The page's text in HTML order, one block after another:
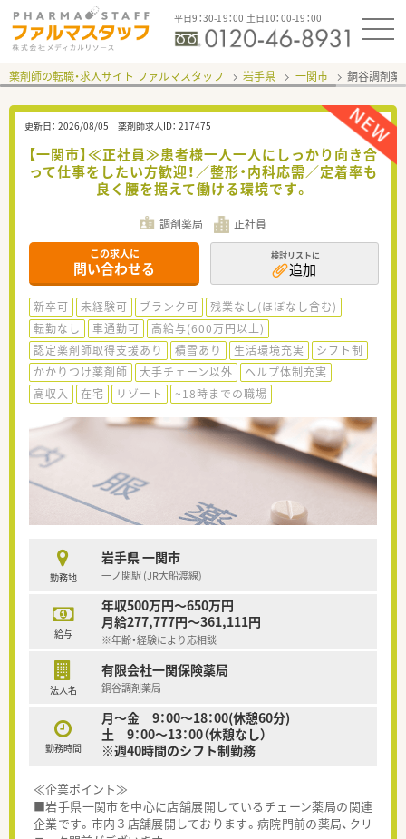
平日9：30-19：00 土日10：00-19：00
薬剤師の転職・求人サイト ファルマスタッフ 岩手県 一関市 銅谷調剤薬
更新日： 2026/08/05 薬剤師求人ID： 217475
【一関市】≪正社員≫患者様一人一人にしっかり向き合
って仕事をしたい方歓迎！／整形・内科応需／定着率も
良く腰を据えて働ける環境です。
調剤薬局 正社員
この求人に
問い合わせる
検討リストに
追加
新卒可 未経験可 ブランク可
残業なし(ほぼなし含む)
転勤なし
車通勤可
高給与(600万円以上)
認定薬剤師取得支援あり
積雪あり 生活環境充実
シフト制
かかりつけ薬剤師
大手チェーン以外
ヘルプ体制充実
高収入
在宅 リゾート ~18時までの職場
勤務地
岩手県 一関市
一ノ関駅 (JR大船渡線)
給与
年収500万円～650万円
月給277,777円～361,111円
※年齢・経験により応相談
法人名
有限会社一関保険薬局
銅谷調剤薬局
勤務時間
月～金 9：00～18：00(休憩60分)
土 9：00～13：00（休憩なし）
※週40時間のシフト制勤務
≪企業ポイント≫
■岩手県一関市を中心に店舗展開しているチェーン薬局の関連
企業です。市内３店舗展開しております。病院門前の薬局、クリ